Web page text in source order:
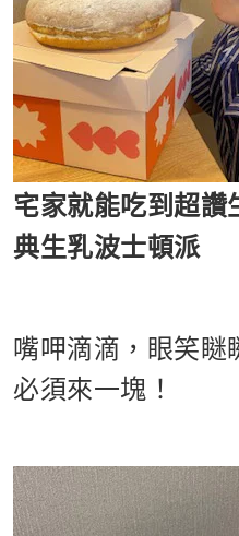
宅家就能吃到超
典生乳波士頓派
嘴呷滴滴，眼笑瞇
必須來一塊！